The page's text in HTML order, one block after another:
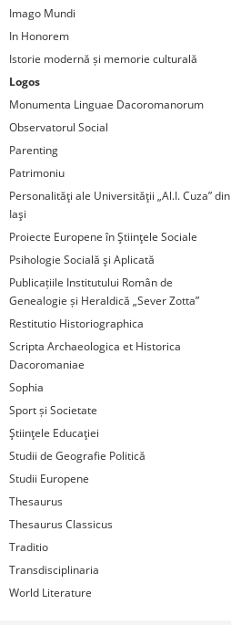
Imago Mundi
In Honorem
Istorie modernă și memorie culturală
Logos
Monumenta Linguae Dacoromanorum
Observatorul Social
Parenting
Patrimoniu
Personalităţi ale Universităţii „Al.I. Cuza” din
Iaşi
Proiecte Europene în Ştiinţele Sociale
Psihologie Socială şi Aplicată
Publicațiile Institutului Român de
Genealogie și Heraldică „Sever Zotta”
Restitutio Historiographica
Scripta Archaeologica et Historica
Dacoromaniae
Sophia
Sport și Societate
Ştiinţele Educaţiei
Studii de Geografie Politică
Studii Europene
Thesaurus
Thesaurus Classicus
Traditio
Transdisciplinaria
World Literature